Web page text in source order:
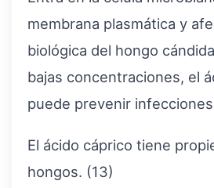
membrana plasmática y
biológica del hongo
bajas concentraciones, el
puede prevenir
El ácido cáprico tiene
hongos. (13)